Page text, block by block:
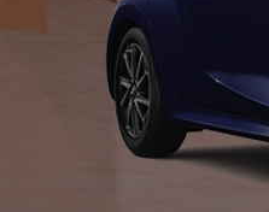
À partir de 19 700 €
Nouvelle Yaris Cross
Disponible prochainement